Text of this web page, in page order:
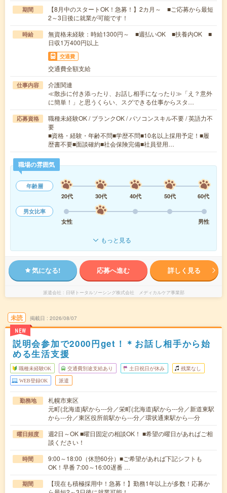
期間
【8月中のスタートOK！急募！】2カ月～ ■ご応募から最短
2～3日後に就業が可能です！
時給
無資格未経験：時給1300円～ ■週払いOK ■扶養内OK ■
日収1万400円以上
交通費
交通費全額支給
仕事内容
介護関連
≪散歩に付き添ったり、お話し相手になったり≫「え？意外
に簡単！」と思うくらい、スグできる仕事からスタ…
応募資格
職種未経験OK / ブランクOK / パソコンスキル不要 / 英語力不
要
■資格・経験・年齢不問■学歴不問■10名以上採用予定！■履
歴書不要■面談確約■社会保険完備■社員登用…
職場の雰囲気
年齢層
20代
30代 40代 50代
60代
男女比率
女性
男性
もっと見る
気になる! 応募へ進む 詳しく見る
派遣会社 日研トータルソーシング株式会社 メディカルケア事業部
未読
NEW
掲載日 2026/08/07
説明会参加で2000円get！＊お話し相手から始
める生活支援
職種未経験OK 交通費別途支給あり 土日祝日が休み 残業なし
WEB登録OK 派遣
勤務地
札幌市東区
元町(北海道)駅から---分／栄町(北海道)駅から---分／新道東駅
から---分／東区役所前駅から---分／環状通東駅から---分
曜日頻度
週2日～OK ■曜日固定の相談OK！ ■希望の曜日があればご相
談ください！
時間
9:00～18:00（休憩60分）■ご希望があれば下記シフトも
OK！早番 7:00～16:00遅番 …
期間
【現在も積極採用中！急募！】勤務1年以上が多数！応募か